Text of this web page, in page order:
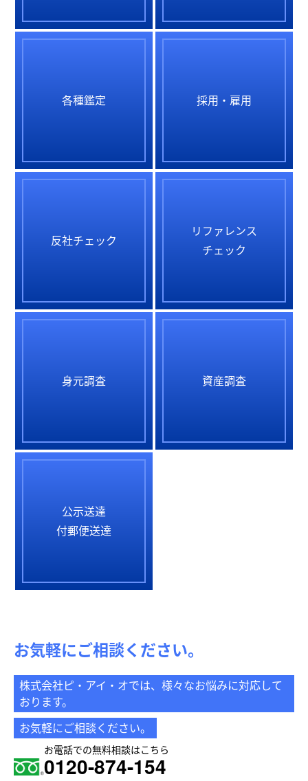
各種鑑定 採用・雇用
反社チェック
リファレンス
チェック
身元調査 資産調査
公示送達
付郵便送達
お気軽にご相談ください。
株式会社ピ・アイ・オでは、様々なお悩みに対応して
おります。
お気軽にご相談ください。
お電話での無料相談はこちら
0120-874-154